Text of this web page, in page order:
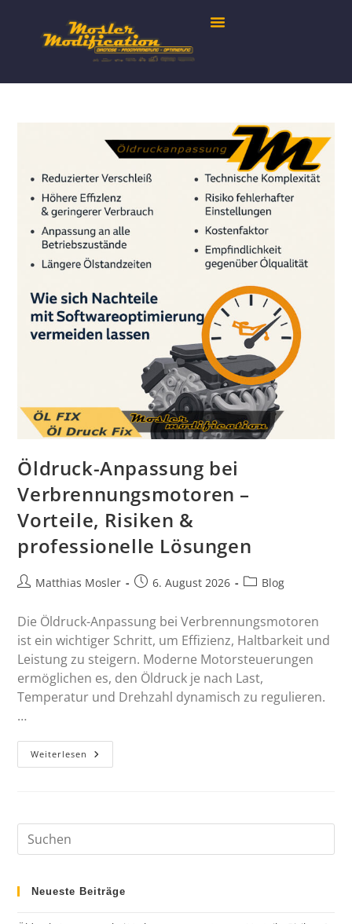
Öldruck-Anpassung bei
Verbrennungsmotoren –
Vorteile, Risiken &
professionelle Lösungen
Matthias Mosler 6. August 2026 Blog
Die Öldruck-Anpassung bei Verbrennungsmotoren
ist ein wichtiger Schritt, um Effizienz, Haltbarkeit und
Leistung zu steigern. Moderne Motorsteuerungen
ermöglichen es, den Öldruck je nach Last,
Temperatur und Drehzahl dynamisch zu regulieren.
…
Weiterlesen
Neueste Beiträge